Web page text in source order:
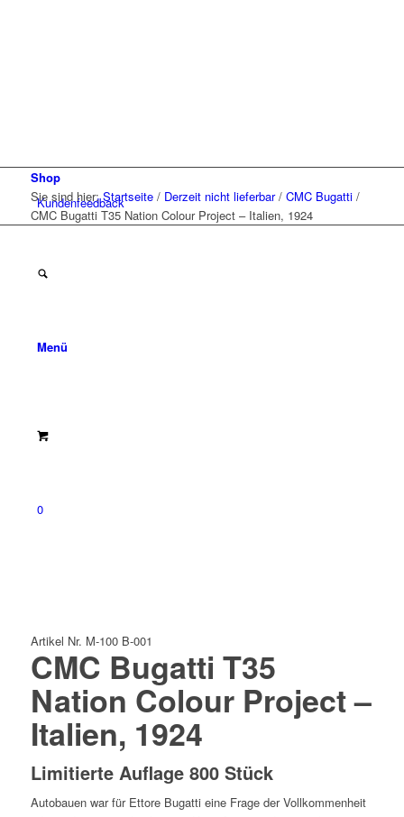
Kundenfeedback
Menü
0
Shop
Sie sind hier: Startseite / Derzeit nicht lieferbar / CMC Bugatti /
CMC Bugatti T35 Nation Colour Project – Italien, 1924
Artikel Nr. M-100 B-001
CMC Bugatti T35
Nation Colour Project –
Italien, 1924
Limitierte Auflage 800 Stück
Autobauen war für Ettore Bugatti eine Frage der Vollkommenheit